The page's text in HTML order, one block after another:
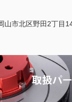
市北区野田2丁目